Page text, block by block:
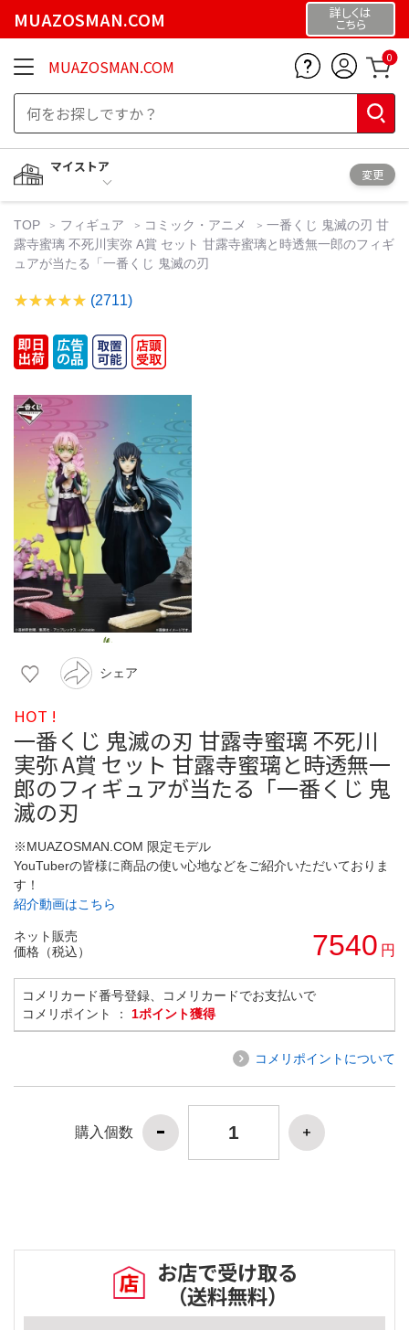
MUAZOSMAN.COM 詳しくは
こちら
MUAZOSMAN.COM 0
マイストア
変更
TOP フィギュア コミック・アニメ
一番くじ 鬼滅の刃 甘
露寺蜜璃 不死川実弥 A賞 セット 甘露寺蜜璃と時透無一郎のフィギ
ュアが当たる「一番くじ 鬼滅の刃
(2711)
シェア
HOT !
一番くじ 鬼滅の刃 甘露寺蜜璃 不死川
実弥 A賞 セット 甘露寺蜜璃と時透無一
郎のフィギュアが当たる「一番くじ 鬼
滅の刃
※MUAZOSMAN.COM 限定モデル
YouTuberの皆様に商品の使い心地などをご紹介いただいておりま
す！
紹介動画はこちら
ネット販売
価格（税込）
7540 円
コメリカード番号登録、コメリカードでお支払いで
コメリポイント ： 1ポイント獲得
コメリポイントについて
購入個数
お店で受け取る
（送料無料）